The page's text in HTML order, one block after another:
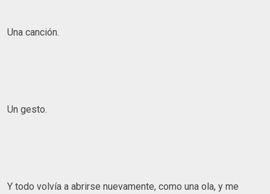
Una canción.
Un gesto.
Y todo volvía a abrirse nuevamente, como una ola, y me